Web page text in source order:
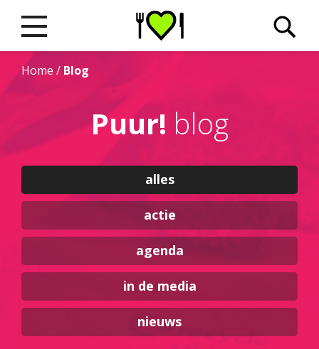
Home/ Blog
Puur! blog
alles
actie
agenda
in de media
nieuws